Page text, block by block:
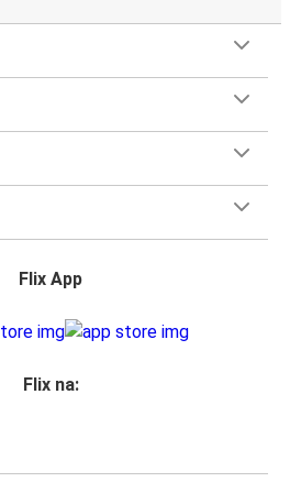
Flix App
Flix na: